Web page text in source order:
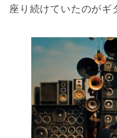
座り続けていたのがギ